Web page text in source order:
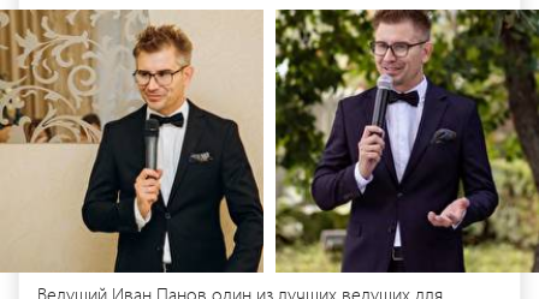
Ведущий Иван Панов один из лучших ведущих для